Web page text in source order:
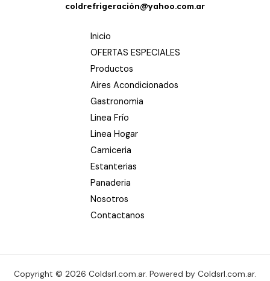
coldrefrigeración@yahoo.com.ar
Inicio
OFERTAS ESPECIALES
Productos
Aires Acondicionados
Gastronomia
Linea Frío
Linea Hogar
Carniceria
Estanterias
Panaderia
Nosotros
Contactanos
Copyright © 2026 Coldsrl.com.ar. Powered by Coldsrl.com.ar.